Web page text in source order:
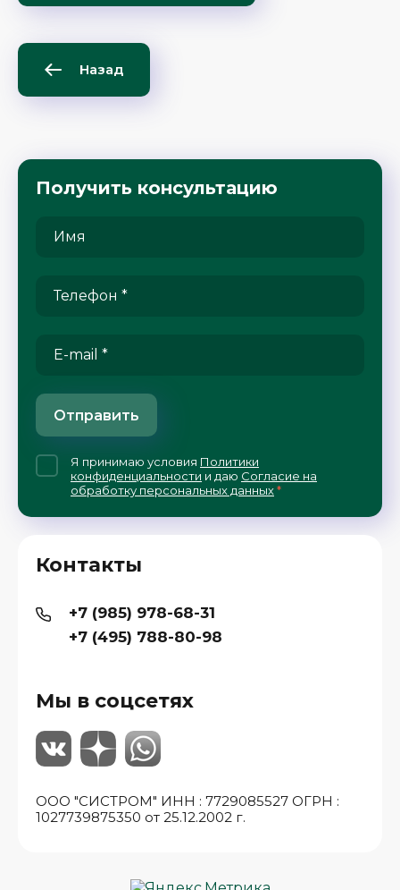
Назад
ООО "СИСТРОМ" ИНН : 7729085527 ОГРН :
1027739875350 от 25.12.2002 г.
Контакты
+7 (985) 978-68-31
+7 (495) 788-80-98
Мы в соцсетях
Получить консультацию
Я принимаю условия Политики
конфиденциальности и даю Согласие на
обработку персональных данных*
Отправить